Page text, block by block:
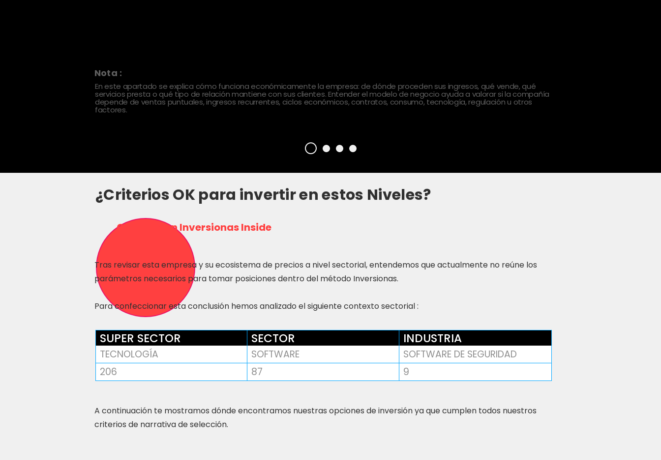
Nota :
En este apartado se explica cómo funciona económicamente la empresa: de dónde proceden sus ingresos, qué vende, qué
servicios presta o qué tipo de relación mantiene con sus clientes. Entender el modelo de negocio ayuda a valorar si la compañía
depende de ventas puntuales, ingresos recurrentes, ciclos económicos, contratos, consumo, tecnología, regulación u otros
factores.
¿Criterios OK para invertir en estos Niveles?
Consulta en Inversionas Inside
Tras revisar esta empresa y su ecosistema de precios a nivel sectorial, entendemos que actualmente no reúne los
parámetros necesarios para tomar posiciones dentro del método Inversionas.
Para confeccionar esta conclusión hemos analizado el siguiente contexto sectorial :
SUPER SECTOR SECTOR INDUSTRIA
TECNOLOGÍA SOFTWARE
SOFTWARE DE SEGURIDAD
206
87 9
A continuación te mostramos dónde encontramos nuestras opciones de inversión ya que cumplen todos nuestros
criterios de narrativa de selección.